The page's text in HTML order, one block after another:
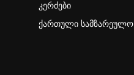
კერძები
ქართული სამზარეულო